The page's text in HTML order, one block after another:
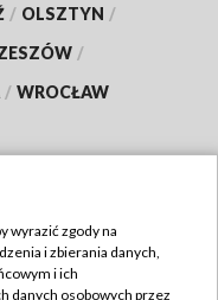
/ OLSZTYN /
/
/ WROCŁAW
wyrazić zgody na
i zbierania danych,
i ich
danych osobowych przez